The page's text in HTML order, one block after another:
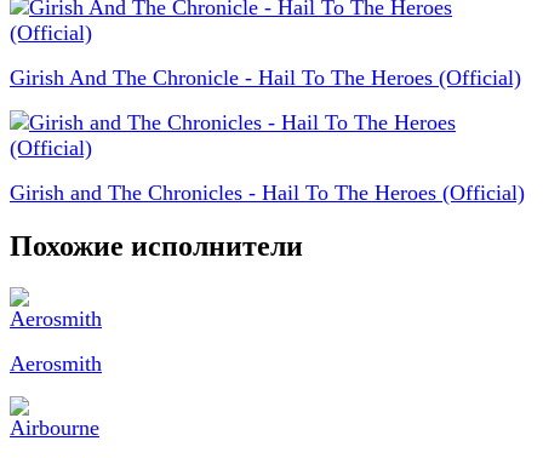
Girish And The Chronicle - Hail To The Heroes (Official)
Girish and The Chronicles - Hail To The Heroes (Official)
Похожие исполнители
Aerosmith